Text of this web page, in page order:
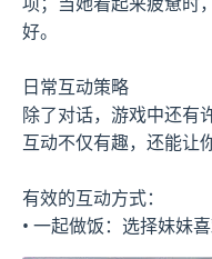
好。
日常互动策略
除了对话，游戏中还有
互动不仅有趣，还能让
有效的互动方式：
• 一起做饭：选择妹妹